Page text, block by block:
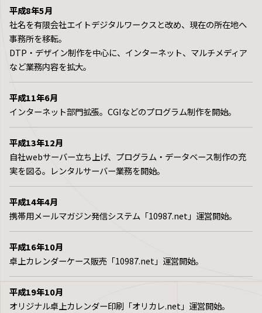
平成8年5月
社名を有限会社エイトデジタルワークスと改め、現在の所在地へ
事務所を移転。
DTP・デザイン制作を中心に、インターネット、マルチメディア
など業務内容を拡大。
平成11年6月
インターネット部門拡張。CGIなどのプログラム制作を開始。
平成13年12月
自社webサーバー立ち上げ、プログラム・データベース制作の充
実を図る。レンタルサーバー業務を開始。
平成14年4月
携帯用メールマガジン発信システム「10987.net」運営開始。
平成16年10月
卓上カレンダーケース販売「10987.net」運営開始。
平成19年10月
オリジナル卓上カレンダー印刷「オリカレ.net」運営開始。